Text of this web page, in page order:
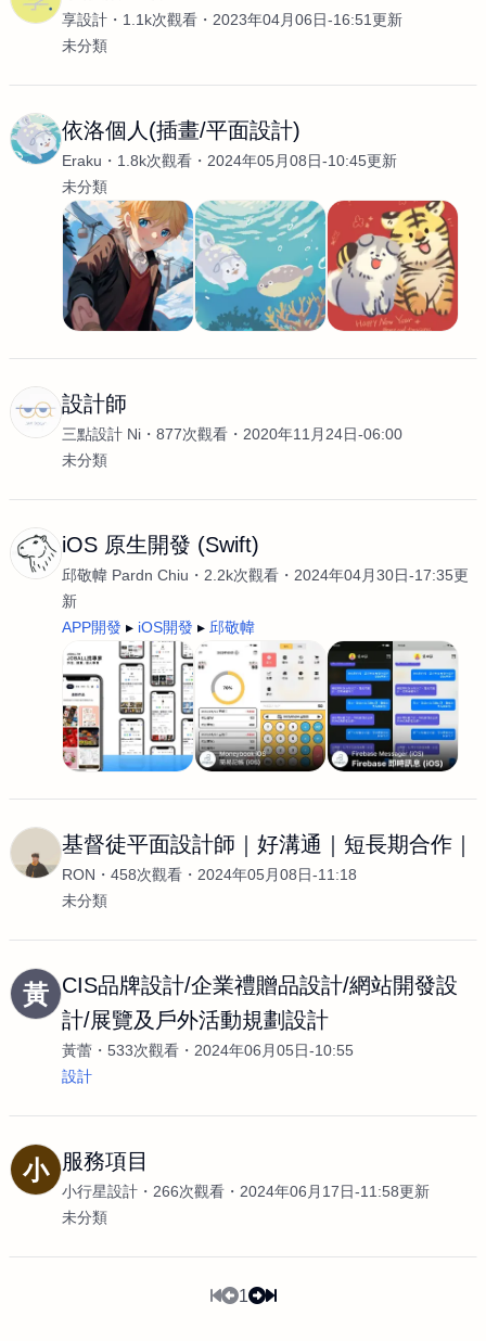
享設計 1.1k次觀看
2023年04月06日-16:51更新
未分類
依洛個人(插畫/平面設計)
Eraku 1.8k次觀看
2024年05月08日-10:45更新
未分類
設計師
三點設計 Ni 877次觀看
2020年11月24日-06:00
未分類
iOS 原生開發 (Swift)
邱敬幃 Pardn Chiu 2.2k次觀看
2024年04月30日-17:35更
新
APP開發
iOS開發 邱敬幃
基督徒平面設計師｜好溝通｜短長期合作｜
RON 458次觀看
2024年05月08日-11:18
未分類
黃 CIS品牌設計/企業禮贈品設計/網站開發設
計/展覽及戶外活動規劃設計
黃蕾 533次觀看
2024年06月05日-10:55
設計
小 服務項目
小行星設計 266次觀看
2024年06月17日-11:58更新
未分類
1